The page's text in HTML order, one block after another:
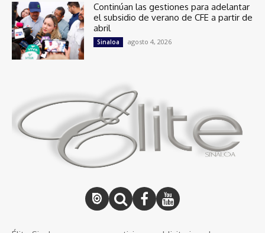
Continúan las gestiones para adelantar
el subsidio de verano de CFE a partir de
abril
Sinaloa agosto 4, 2026